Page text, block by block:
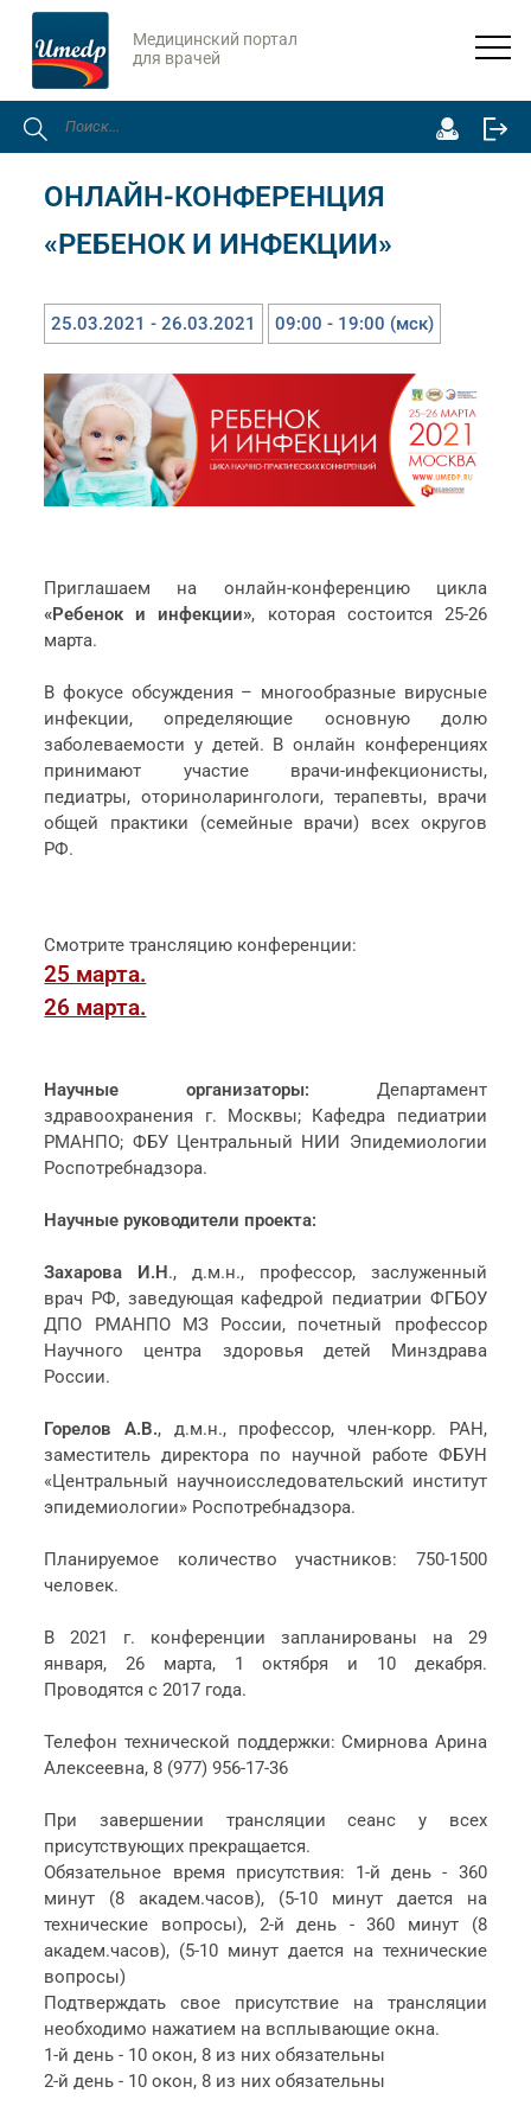
Медицинский портал
для врачей
Главная Онлайн-мероприятия
ОНЛАЙН-КОНФЕРЕНЦИЯ
«РЕБЕНОК И ИНФЕКЦИИ»
25.03.2021 - 26.03.2021 09:00 - 19:00 (мск)
Приглашаем на онлайн-конференцию цикла
«Ребенок и инфекции», которая состоится 25-26
марта.
В фокусе обсуждения – многообразные вирусные
инфекции, определяющие основную долю
заболеваемости у детей. В онлайн конференциях
принимают участие врачи-инфекционисты,
педиатры, оториноларингологи, терапевты, врачи
общей практики (семейные врачи) всех округов
РФ.
Смотрите трансляцию конференции:
25 марта.
26 марта.
Научные организаторы: Департамент
здравоохранения г. Москвы; Кафедра педиатрии
РМАНПО; ФБУ Центральный НИИ Эпидемиологии
Роспотребнадзора.
Научные руководители проекта:
Захарова И.Н., д.м.н., профессор, заслуженный
врач РФ, заведующая кафедрой педиатрии ФГБОУ
ДПО РМАНПО МЗ России, почетный профессор
Научного центра здоровья детей Минздрава
России.
Горелов А.В., д.м.н., профессор, член-корр. РАН,
заместитель директора по научной работе ФБУН
«Центральный научноисследовательский институт
эпидемиологии» Роспотребнадзора.
Планируемое количество участников: 750-1500
человек.
В 2021 г. конференции запланированы на 29
января, 26 марта, 1 октября и 10 декабря.
Проводятся с 2017 года.
Телефон технической поддержки: Смирнова Арина
Алексеевна, 8 (977) 956-17-36
При завершении трансляции сеанс у всех
присутствующих прекращается.
Обязательное время присутствия: 1-й день - 360
минут (8 академ.часов), (5-10 минут дается на
технические вопросы), 2-й день - 360 минут (8
академ.часов), (5-10 минут дается на технические
вопросы)
Подтверждать свое присутствие на трансляции
необходимо нажатием на всплывающие окна.
1-й день - 10 окон, 8 из них обязательны
2-й день - 10 окон, 8 из них обязательны